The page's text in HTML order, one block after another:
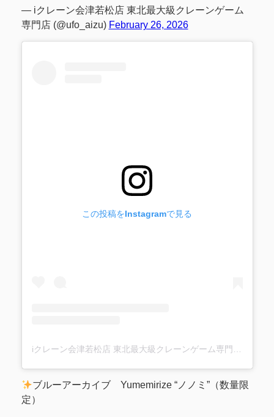
— iクレーン会津若松店 東北最大級クレーンゲーム
専門店 (@ufo_aizu) February 26, 2026
この投稿をInstagramで見る
ブルーアーカイブ Yumemirize “ノノミ”（数量限
定）